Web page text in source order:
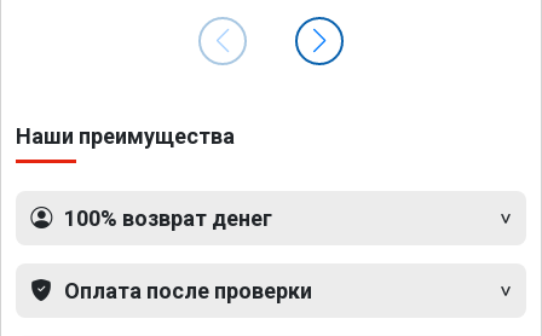
Наши преимущества
100% возврат денег
Оплата после проверки